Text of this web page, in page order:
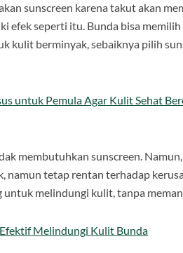
sunscreen karena takut akan
efek seperti itu. Bunda bisa
kulit berminyak, sebaiknya pilih
untuk Pemula Agar Kulit Sehat
membutuhkan sunscreen.
tetap rentan terhadap
melindungi kulit, tanpa
Efektif Melindungi Kulit Bunda